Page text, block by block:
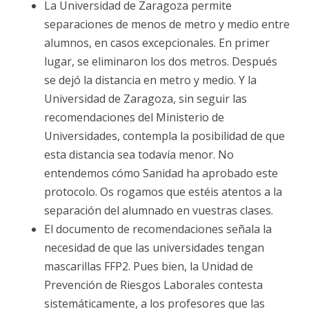
La Universidad de Zaragoza permite
separaciones de menos de metro y medio entre
alumnos, en casos excepcionales. En primer
lugar, se eliminaron los dos metros. Después
se dejó la distancia en metro y medio. Y la
Universidad de Zaragoza, sin seguir las
recomendaciones del Ministerio de
Universidades, contempla la posibilidad de que
esta distancia sea todavía menor. No
entendemos cómo Sanidad ha aprobado este
protocolo. Os rogamos que estéis atentos a la
separación del alumnado en vuestras clases.
El documento de recomendaciones señala la
necesidad de que las universidades tengan
mascarillas FFP2. Pues bien, la Unidad de
Prevención de Riesgos Laborales contesta
sistemáticamente, a los profesores que las